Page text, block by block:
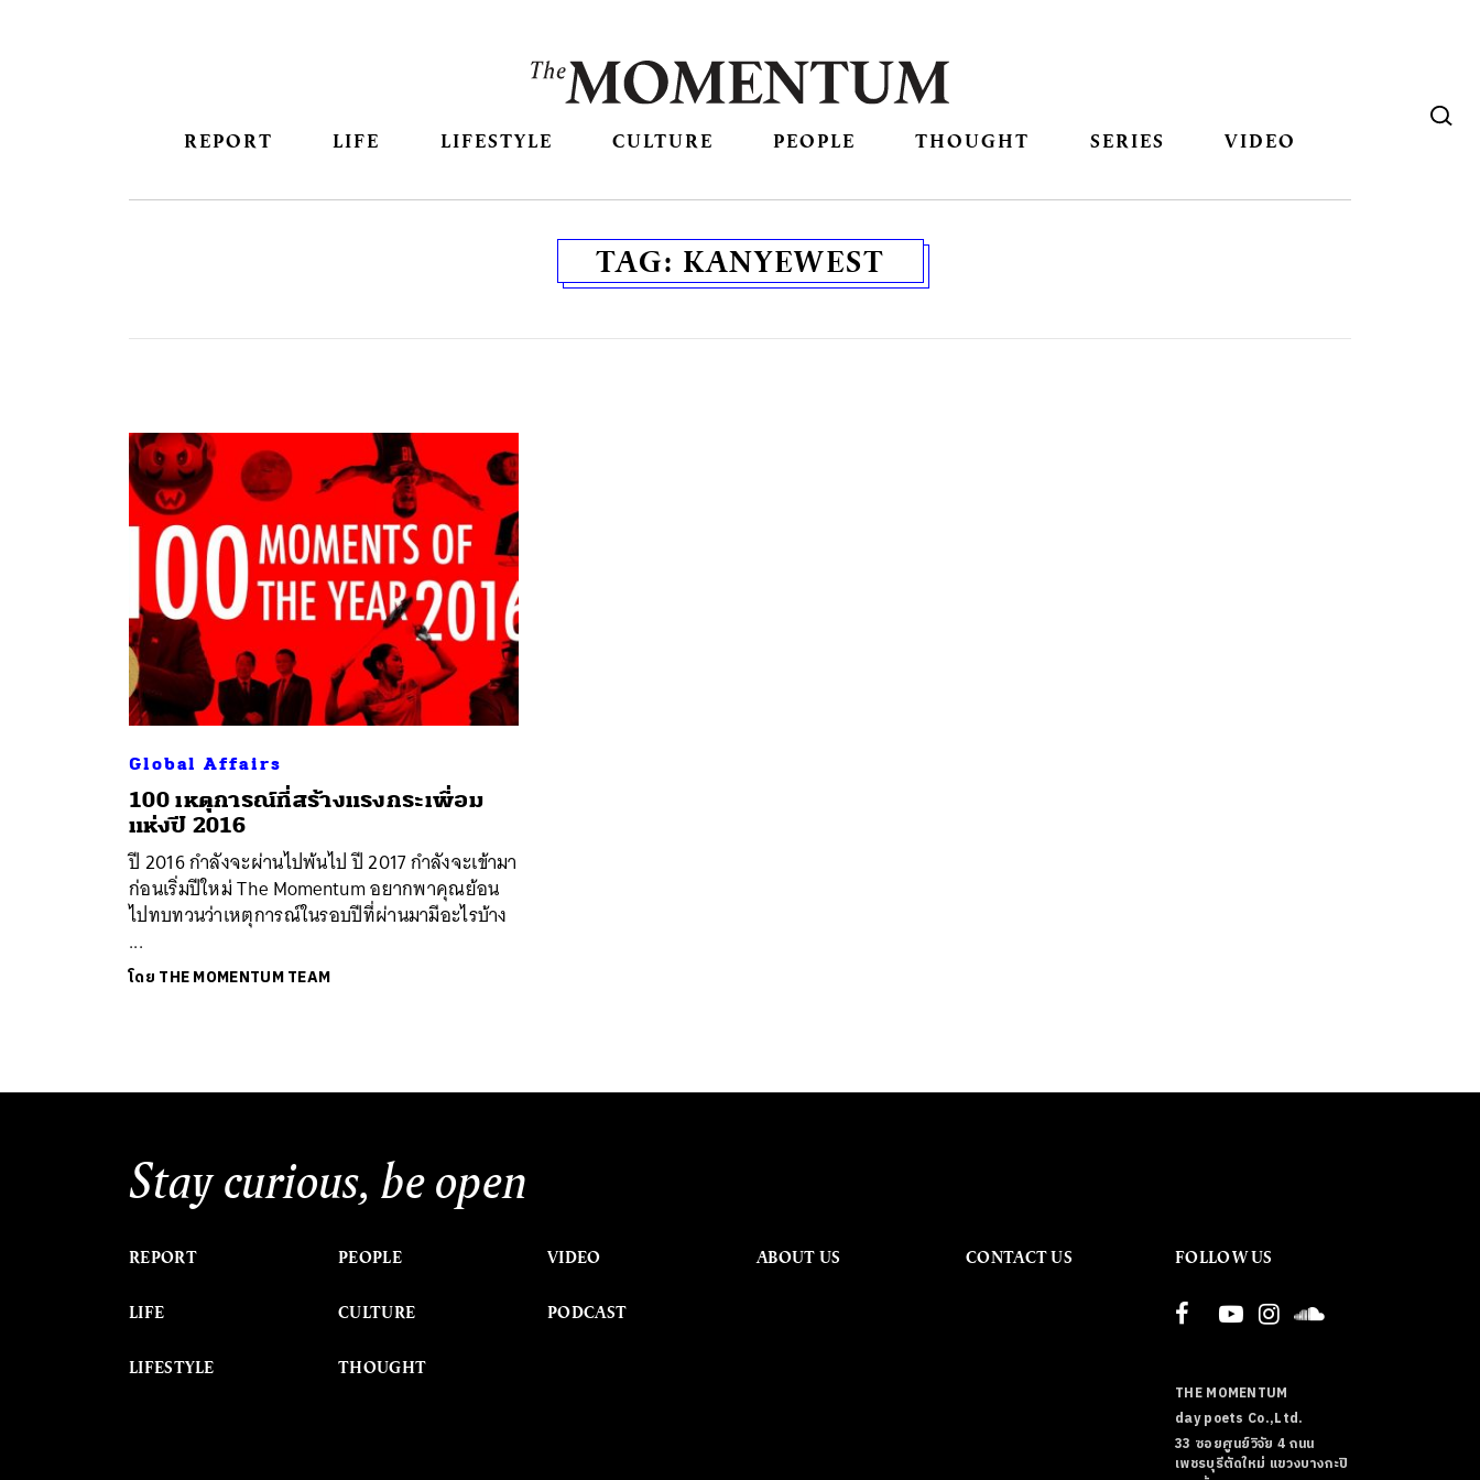
REPORT LIFE LIFESTYLE CULTURE PEOPLE THOUGHT SERIES VIDEO
TAG: KANYEWEST
Global Affairs
100 เหตุการณ์ที่สร้างแรงกระเพื่อม
แห่งปี 2016
ปี 2016 กำลังจะผ่านไปพ้นไป ปี 2017 กำลังจะเข้ามา
ก่อนเริ่มปีใหม่ The Momentum อยากพาคุณย้อน
ไปทบทวนว่าเหตุการณ์ในรอบปีที่ผ่านมามีอะไรบ้าง
...
โดย THE MOMENTUM TEAM
Stay curious, be open
REPORT
LIFE
LIFESTYLE
PEOPLE
CULTURE
THOUGHT
VIDEO
PODCAST
ABOUT US CONTACT US FOLLOW US
THE MOMENTUM
day poets Co.,Ltd.
33 ซอยศูนย์วิจัย 4 ถนน
เพชรบุรีตัดใหม่ แขวงบางกะปิ